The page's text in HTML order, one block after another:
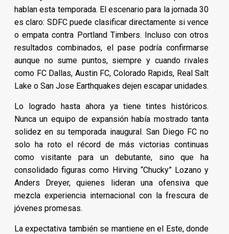
hablan esta temporada. El escenario para la jornada 30
es claro: SDFC puede clasificar directamente si vence
o empata contra Portland Timbers. Incluso con otros
resultados combinados, el pase podría confirmarse
aunque no sume puntos, siempre y cuando rivales
como FC Dallas, Austin FC, Colorado Rapids, Real Salt
Lake o San Jose Earthquakes dejen escapar unidades.
Lo logrado hasta ahora ya tiene tintes históricos.
Nunca un equipo de expansión había mostrado tanta
solidez en su temporada inaugural. San Diego FC no
solo ha roto el récord de más victorias continuas
como visitante para un debutante, sino que ha
consolidado figuras como Hirving “Chucky” Lozano y
Anders Dreyer, quienes lideran una ofensiva que
mezcla experiencia internacional con la frescura de
jóvenes promesas.
La expectativa también se mantiene en el Este, donde